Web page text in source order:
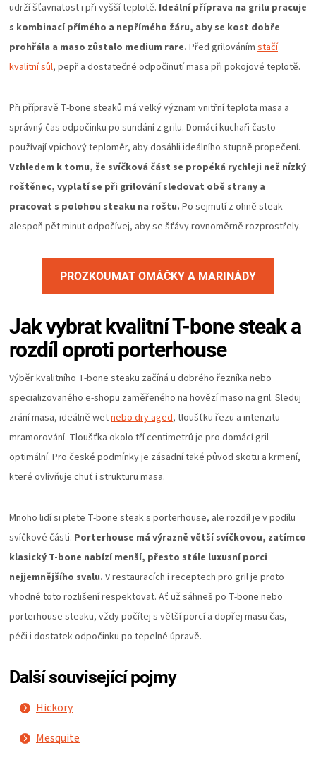
VENKOVNÍ
KUCHYNĚ
KNIHY
GRILOVÁNÍ
HAVAJSKÉ
DÁRKOVÉ
ZNAČKY
MĚNA
(CZK)
PŘIHLÁŠENÍ
udrží šťavnatost i při vyšší teplotě. Ideální příprava na grilu pracuje
s kombinací přímého a nepřímého žáru, aby se kost dobře
prohřála a maso zůstalo medium rare. Před grilováním stačí
kvalitní sůl, pepř a dostatečné odpočinutí masa při pokojové teplotě.
Při přípravě T-bone steaků má velký význam vnitřní teplota masa a
správný čas odpočinku po sundání z grilu. Domácí kuchaři často
používají vpichový teploměr, aby dosáhli ideálního stupně propečení.
Vzhledem k tomu, že svíčková část se propéká rychleji než nízký
roštěnec, vyplatí se při grilování sledovat obě strany a
pracovat s polohou steaku na roštu. Po sejmutí z ohně steak
alespoň pět minut odpočívej, aby se šťávy rovnoměrně rozprostřely.
PROZKOUMAT OMÁČKY A MARINÁDY
Jak vybrat kvalitní T-bone steak a
rozdíl oproti porterhouse
Výběr kvalitního T-bone steaku začíná u dobrého řezníka nebo
specializovaného e-shopu zaměřeného na hovězí maso na gril. Sleduj
zrání masa, ideálně wetnebo dry aged, tloušťku řezu a intenzitu
mramorování. Tloušťka okolo tří centimetrů je pro domácí gril
optimální. Pro české podmínky je zásadní také původ skotu a krmení,
které ovlivňuje chuť i strukturu masa.
Mnoho lidí si plete T-bone steak s porterhouse, ale rozdíl je v podílu
svíčkové části. Porterhouse má výrazně větší svíčkovou, zatímco
klasický T-bone nabízí menší, přesto stále luxusní porci
nejjemnějšího svalu. V restauracích i receptech pro gril je proto
vhodné toto rozlišení respektovat. Ať už sáhneš po T-bone nebo
porterhouse steaku, vždy počítej s větší porcí a dopřej masu čas,
péči i dostatek odpočinku po tepelné úpravě.
Další související pojmy
Hickory
Mesquite